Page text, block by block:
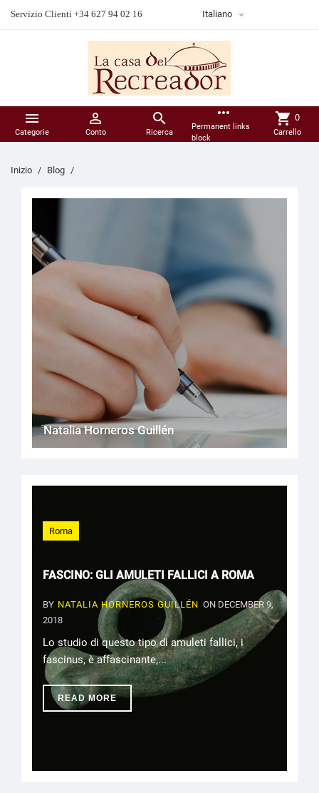
Servizio Clienti +34 627 94 02 16 Italiano 

Categorie

Conto

Ricerca
more_horiz
Permanent links
block
shopping_cart 0
Carrello
Inizio Blog
Natalia Horneros Guillén
Roma
FASCINO: GLI AMULETI FALLICI A ROMA
BY NATALIA HORNEROS GUILLÉN ON DECEMBER 9,
2018
Lo studio di questo tipo di amuleti fallici, i
fascinus, è affascinante,...
READ MORE